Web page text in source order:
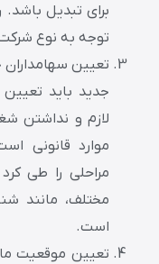
برای تبدیل
توجه به نوع
تعیین
جدید باید
لازم و نداشتن
موارد قانونی
مراحلی را طی
مختلف، مانند
است.
تعیین موقعیت